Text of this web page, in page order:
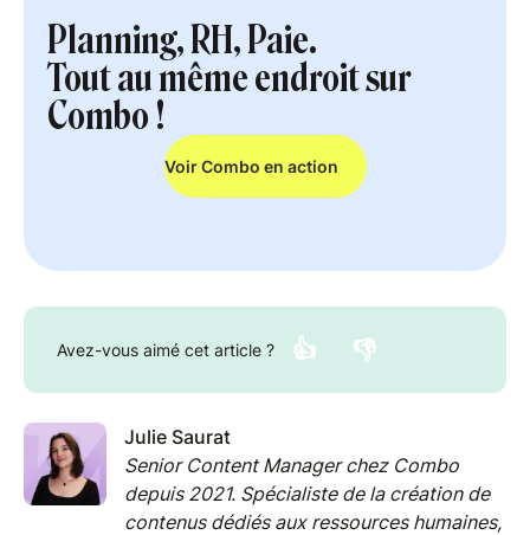
Planning, RH, Paie.
Tout au même endroit sur
Combo !
Voir Combo en action
Avez-vous aimé cet article ? 👍 👎
Julie Saurat
Senior Content Manager chez Combo
depuis 2021. Spécialiste de la création de
contenus dédiés aux ressources humaines,